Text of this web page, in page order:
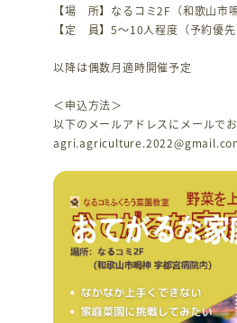
【場 所】なるコミ2F（和歌山市
【定 員】5～10人程度（予約優先
以降は偶数月適時開催予定
＜申込方法＞
以下のメールアドレスにメールで